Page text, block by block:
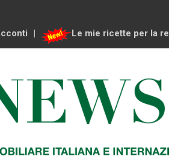
Le mie ricette per la